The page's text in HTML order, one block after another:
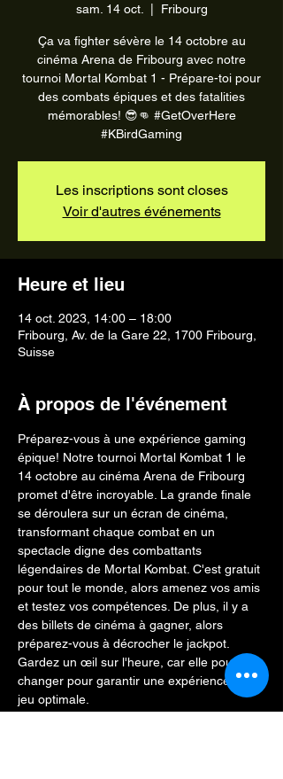
sam. 14 oct. Fribourg
Ça va fighter sévère le 14 octobre au
cinéma Arena de Fribourg avec notre
tournoi Mortal Kombat 1 - Prépare-toi pour
des combats épiques et des fatalities
mémorables! 😎👊 #GetOverHere
#KBirdGaming
Les inscriptions sont closes
Voir d'autres événements
Heure et lieu
14 oct. 2023, 14:00 – 18:00
Fribourg, Av. de la Gare 22, 1700 Fribourg,
Suisse
À propos de l'événement
Préparez-vous à une expérience gaming
épique! Notre tournoi Mortal Kombat 1 le
14 octobre au cinéma Arena de Fribourg
promet d'être incroyable. La grande finale
se déroulera sur un écran de cinéma,
transformant chaque combat en un
spectacle digne des combattants
légendaires de Mortal Kombat. C'est gratuit
pour tout le monde, alors amenez vos amis
et testez vos compétences. De plus, il y a
des billets de cinéma à gagner, alors
préparez-vous à décrocher le jackpot.
Gardez un œil sur l'heure, car elle pourrait
changer pour garantir une expérience de
jeu optimale.